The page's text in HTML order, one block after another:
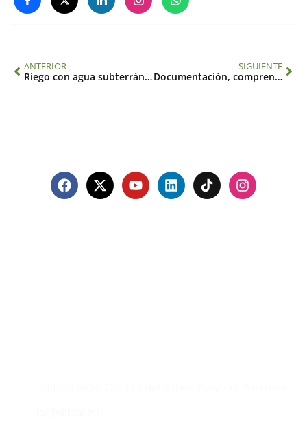
ANTERIOR
Riego con agua subterránea y sobreexplotación de acuíferos
SIGUIENTE
Documentación, comprensión y proyección de los cambios en el ciclo hidrológico de la cordillera americana (SGP-CRA 2047)